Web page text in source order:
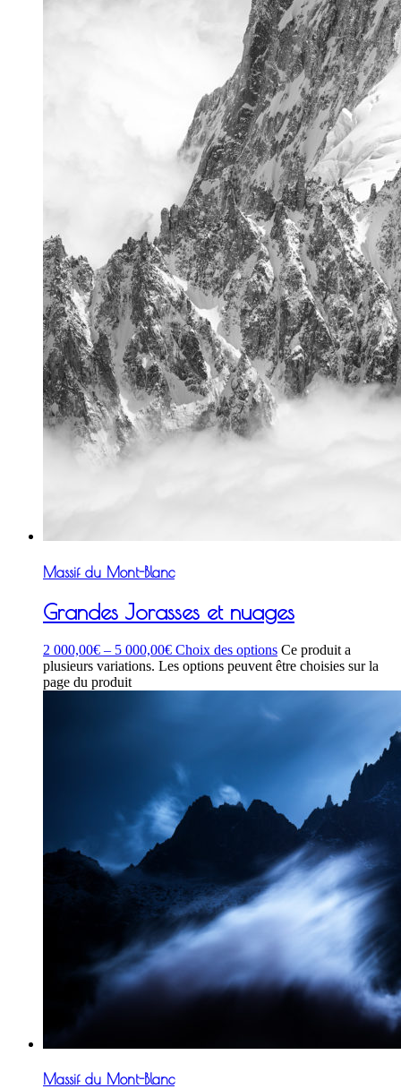
Massif du Mont-Blanc
Grandes Jorasses et nuages
2 000,00€ – 5 000,00€ Choix des options Ce produit a
plusieurs variations. Les options peuvent être choisies sur la
page du produit
Massif du Mont-Blanc